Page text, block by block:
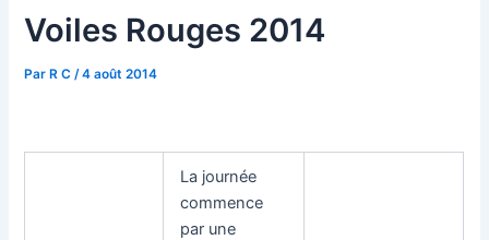
Voiles Rouges 2014
ParR C /4 août 2014
La journée
commence
par une